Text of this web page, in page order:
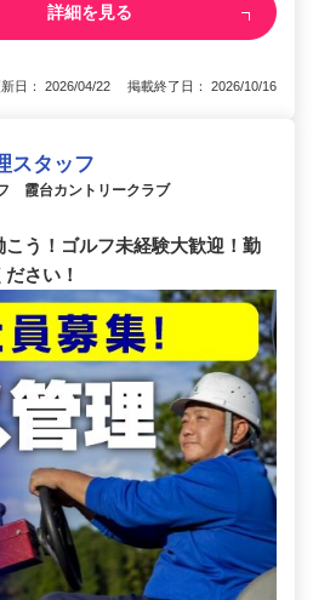
詳細を見る
日： 2026/04/22 掲載終了日： 2026/10/16
スタッフ
霞台カントリークラブ
う！ゴルフ未経験大歓迎！勤
さい！